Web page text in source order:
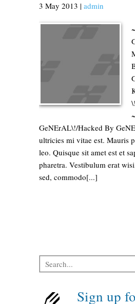
3 May 2013 |admin
GeNErAL\!/Hacked By
ultricies mi vitae est. Mauris
leo. Quisque sit amet est et
pharetra. Vestibulum erat
sed, commodo[...]
Sign up